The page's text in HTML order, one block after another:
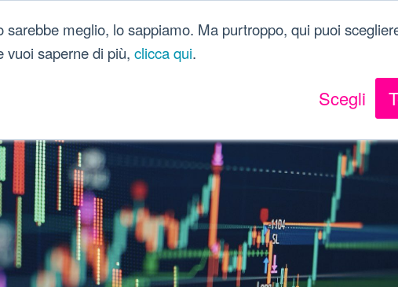
sarebbe meglio, lo sappiamo. Ma purtroppo, qui puoi
vuoi saperne di più, clicca qui.
Scegli
Dici Davvero?!